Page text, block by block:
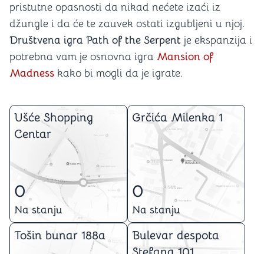
pristutne opasnosti da nikad nećete izaći iz
džungle i da će te zauvek ostati izgubljeni u njoj.
Društvena igra Path of the Serpent je ekspanzija i
potrebna vam je osnovna igra Mansion of
Madness kako bi mogli da je igrate.
Ušće Shopping
Centar
0
Na stanju
Grčića Milenka 1
0
Na stanju
Tošin bunar 188a
Bulevar despota